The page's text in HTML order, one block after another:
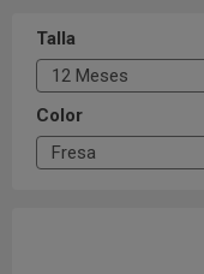
Talla
Color